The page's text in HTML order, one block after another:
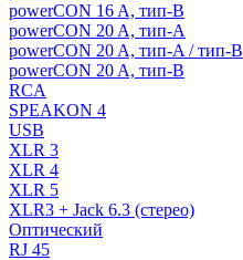
powerCON 16 A, тип-B
powerCON 20 A, тип-A
powerCON 20 A, тип-A / тип-В
powerCON 20 A, тип-B
RCA
SPEAKON 4
USB
XLR 3
XLR 4
XLR 5
XLR3 + Jack 6.3 (стерео)
Оптический
RJ 45